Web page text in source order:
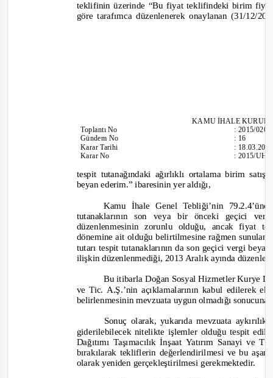
teklifinin üzerinde “Bu fiyat teklifindeki birim
göre tarafımca düzenlenerek onaylanan (31/12/
KAMU İHALE
ToplantıNo
Gündem No
Karar Tarihi
Karar No
:2015/020
: 16
:
:2015/
tespit tutanağındaki ağırlıklı ortalama birim
beyan ederim.”ibaresinin yer aldığı,
Kamu İhale Genel Tebliği’nin
tutanaklarının son veya bir önceki geçici
düzenlenmesinin zorunlu olduğu, ancak fiyat
dönemine ait olduğu belirtilmesine rağmen
tutarı tespit tutanaklarının da son geçici vergi
ilişkin düzenlenmediği, 2013 Aralık ayında
Bu itibarla Doğan Sosyal Hizmetler Kurye
ve Tic. A.Ş.’nin açıklamalarının kabul edilerek
belirlenmesinin mevzuata uygun olmadığı sonucuna
Sonuç olarak, yukarıda mevzuata
giderilebilecek nitelikte işlemler olduğu tespit
Dağıtımı Taşımacılık İnşaat Yatırım Sanayi
bırakılarak tekliflerin değerlendirilmesi ve bu
olarak yeniden gerçekleştirilmesi gerekmektedir.